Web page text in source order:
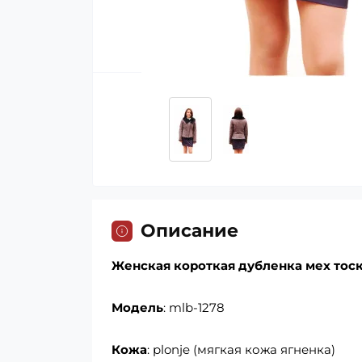
Описание
Женская короткая дубленка мех
Модель: mlb-1278
Кожа: plonje (мягкая кожа ягненка)